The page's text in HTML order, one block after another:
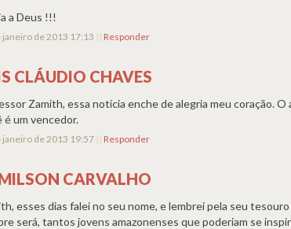
a Deus !!!
janeiro de 2013 17:13 || Responder
CLÁUDIO CHAVES
Zamith, essa notícia enche de alegria meu coração.
é um vencedor.
janeiro de 2013 19:57 || Responder
CARVALHO
esses dias falei no seu nome, e lembrei pela seu
será, tantos jovens amazonenses que poderiam se